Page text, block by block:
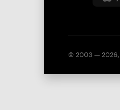
© 2003 — 2026,